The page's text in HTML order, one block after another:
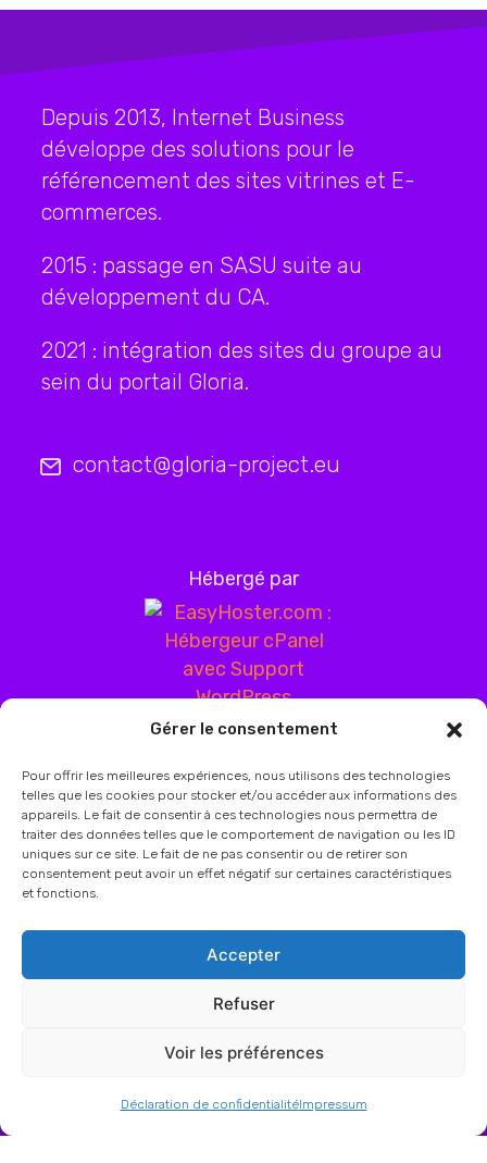
Gérer le consentement
Pour offrir les meilleures expériences, nous utilisons des technologies
telles que les cookies pour stocker et/ou accéder aux informations des
appareils. Le fait de consentir à ces technologies nous permettra de
traiter des données telles que le comportement de navigation ou les ID
uniques sur ce site. Le fait de ne pas consentir ou de retirer son
consentement peut avoir un effet négatif sur certaines caractéristiques
et fonctions.
Accepter
Refuser
Voir les préférences
Déclaration de confidentialitéImpressum
Depuis 2013, Internet Business
développe des solutions pour le
référencement des sites vitrines et E-
commerces.
2015 : passage en SASU suite au
développement du CA.
2021 : intégration des sites du groupe au
sein du portail Gloria.
contact@gloria-project.eu
Hébergé par
Mentions légales